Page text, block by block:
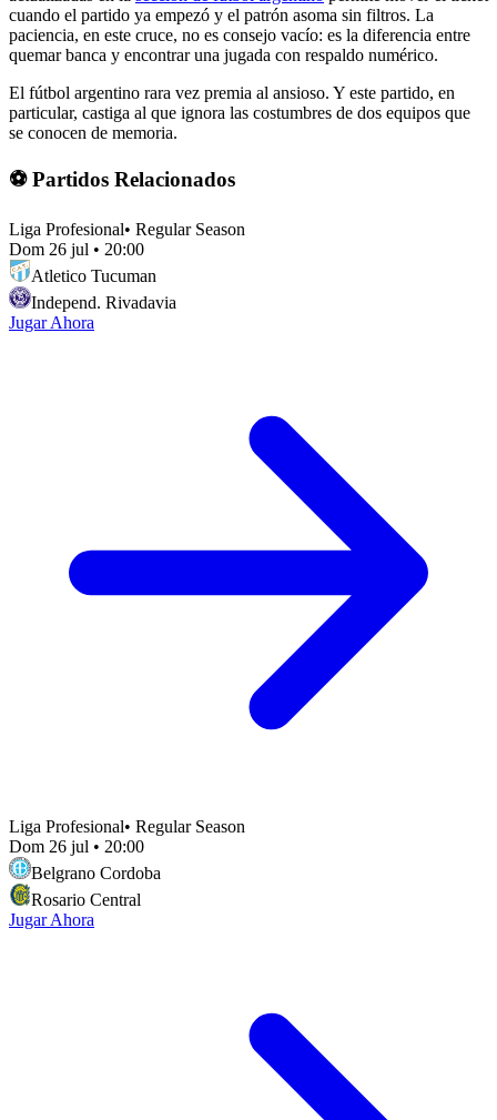
cuando el partido ya empezó y el patrón asoma sin filtros. La
paciencia, en este cruce, no es consejo vacío: es la diferencia entre
quemar banca y encontrar una jugada con respaldo numérico.
El fútbol argentino rara vez premia al ansioso. Y este partido, en
particular, castiga al que ignora las costumbres de dos equipos que
se conocen de memoria.
⚽ Partidos Relacionados
Liga Profesional• Regular Season
Dom 26 jul • 20:00
Atletico Tucuman
Independ. Rivadavia
Jugar Ahora
Liga Profesional• Regular Season
Dom 26 jul • 20:00
Belgrano Cordoba
Rosario Central
Jugar Ahora